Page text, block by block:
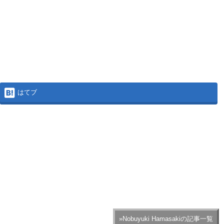
はてブ
»Nobuyuki Hamasakiの記事一覧